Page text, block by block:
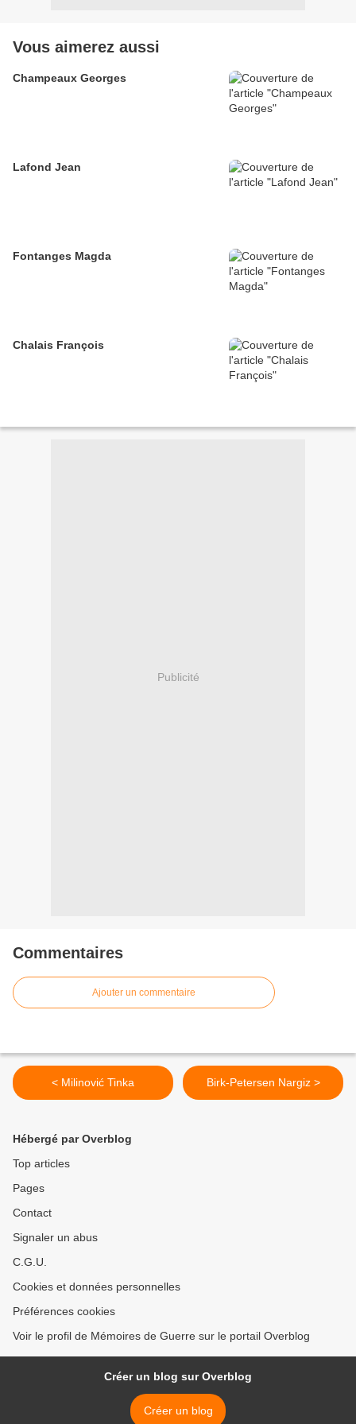
Vous aimerez aussi
Champeaux Georges
Lafond Jean
Fontanges Magda
Chalais François
Publicité
Commentaires
Ajouter un commentaire
< Milinović Tinka Birk-Petersen Nargiz >
Hébergé par Overblog
Top articles
Pages
Contact
Signaler un abus
C.G.U.
Cookies et données personnelles
Préférences cookies
Voir le profil de Mémoires de Guerre sur le portail Overblog
Créer un blog sur Overblog
Créer un blog